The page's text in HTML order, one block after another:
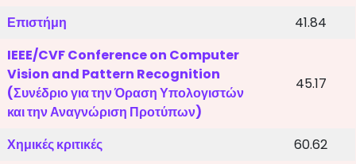
Επιστήμη
41.84
IEEE/CVF Conference on Computer
Vision and Pattern Recognition
(Συνέδριο για την Όραση Υπολογιστών
και την Αναγνώριση Προτύπων)
45.17
Χημικές κριτικές
60.62